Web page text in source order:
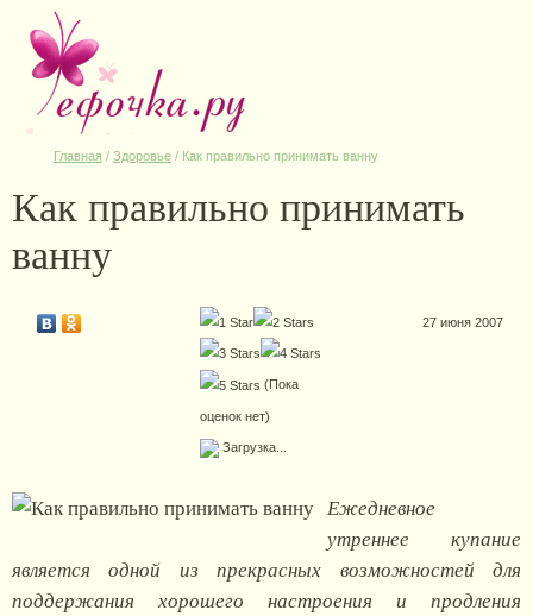
Главная / Здоровье / Как правильно принимать ванну
Как правильно принимать
ванну
(Пока
оценок нет)
Загрузка...
27 июня 2007
Ежедневное
утреннее купание
является одной из прекрасных возможностей для
поддержания хорошего настроения и продления